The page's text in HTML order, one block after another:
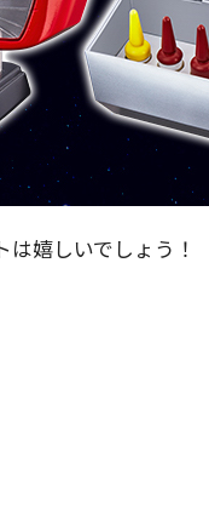
嬉しいでしょう！